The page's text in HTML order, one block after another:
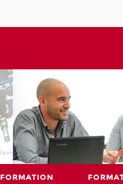
FORMATION